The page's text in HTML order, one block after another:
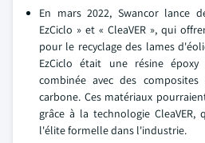
En mars 2022, Swancor lance
EzCiclo » et « CleaVER », qui
pour le recyclage des lames
EzCiclo était une résine
combinée avec des
carbone. Ces matériaux
grâce à la technologie
l'élite formelle dans l'industrie.